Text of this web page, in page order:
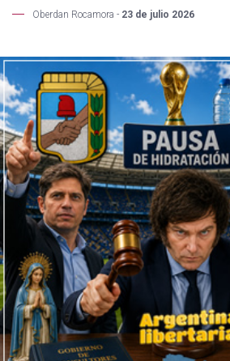
Oberdan Rocamora - 23 de julio 2026